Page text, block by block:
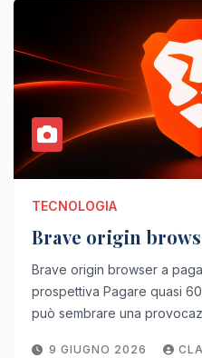
TECNOLOGIA
Brave origin
Brave origin browser a
prospettiva Pagare quasi
può sembrare una
9 GIUGNO 2026